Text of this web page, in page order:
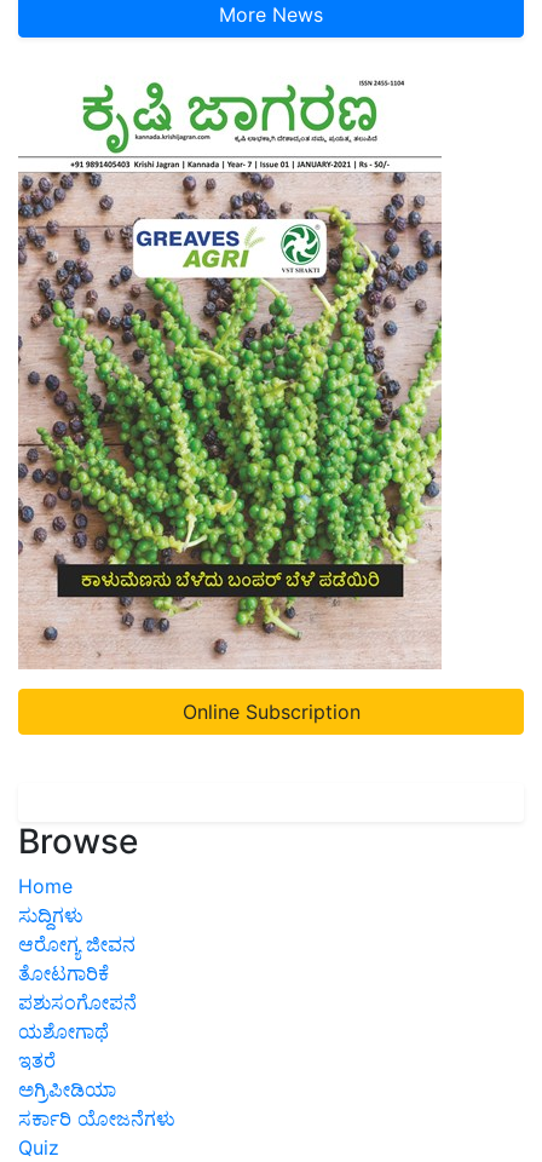
More News
Online Subscription
Browse
Home
ಸುದ್ದಿಗಳು
ಆರೋಗ್ಯ ಜೀವನ
ತೋಟಗಾರಿಕೆ
ಪಶುಸಂಗೋಪನೆ
ಯಶೋಗಾಥೆ
ಇತರೆ
ಅಗ್ರಿಪೀಡಿಯಾ
ಸರ್ಕಾರಿ ಯೋಜನೆಗಳು
Quiz